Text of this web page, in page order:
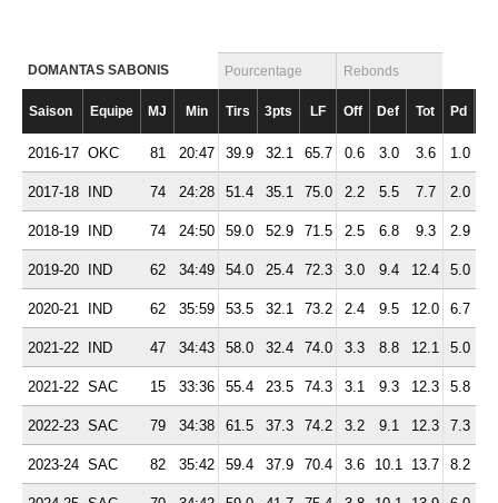
DOMANTAS SABONIS Pourcentage Rebonds
Saison Equipe MJ Min Tirs 3pts LF Off Def Tot Pd
2016-17 OKC 81 20:47 39.9 32.1 65.7 0.6 3.0 3.6 1.0
2017-18 IND 74 24:28 51.4 35.1 75.0 2.2 5.5 7.7 2.0
2018-19 IND 74 24:50 59.0 52.9 71.5 2.5 6.8 9.3 2.9
2019-20 IND 62 34:49 54.0 25.4 72.3 3.0 9.4 12.4 5.0
2020-21 IND 62 35:59 53.5 32.1 73.2 2.4 9.5 12.0 6.7
2021-22 IND 47 34:43 58.0 32.4 74.0 3.3 8.8 12.1 5.0
2021-22 SAC 15 33:36 55.4 23.5 74.3 3.1 9.3 12.3 5.8
2022-23 SAC 79 34:38 61.5 37.3 74.2 3.2 9.1 12.3 7.3
2023-24 SAC 82 35:42 59.4 37.9 70.4 3.6 10.1 13.7 8.2